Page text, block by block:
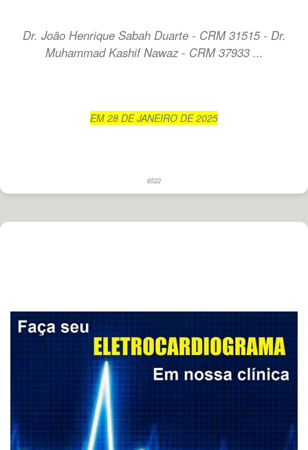
Dr. João Henrique Sabah Duarte - CRM 31515 - Dr.
Muhammad Kashif Nawaz - CRM 37933 ...
EM 28 DE JANEIRO DE 2025
6522